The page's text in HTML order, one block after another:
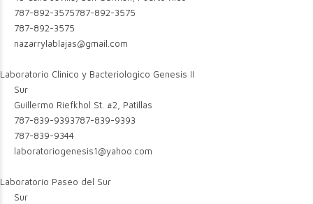
787-892-3575787-892-3575
787-892-3575
nazarrylablajas@gmail.com
Laboratorio Clinico y Bacteriologico Genesis II
Sur
Guillermo Riefkhol St. #2, Patillas
787-839-9393787-839-9393
787-839-9344
laboratoriogenesis1@yahoo.com
Laboratorio Paseo del Sur
Sur